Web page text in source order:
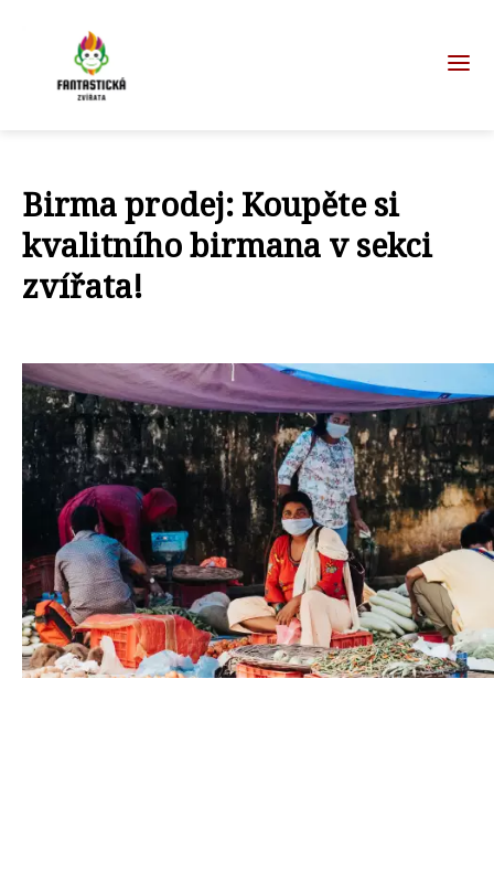
Birma prodej: Koupěte si
kvalitního birmana v sekci
zvířata!